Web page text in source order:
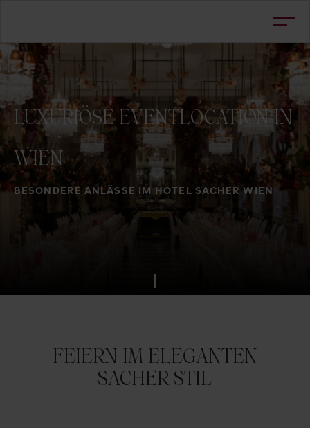
BESONDERE ANLÄSSE IM HOTEL SACHER WIEN
LUXURIÖSE EVENTLOCATION IN
WIEN
FEIERN IM ELEGANTEN
SACHER STIL